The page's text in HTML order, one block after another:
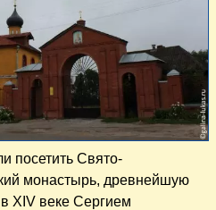
посетить Свято-
монастырь, древнейшую
XIV веке Сергием